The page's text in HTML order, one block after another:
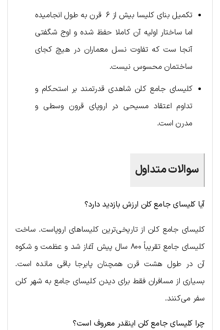
تکمیل بنای کلیسا بیش از ۶ قرن به طول انجامیده
اما ساختار اولیه آن کاملا حفظ شده و اوج شگفتی
آنجا ست که تفاوت نسل معماران در هیچ کجای
ساختمان محسوس نیست.
کلیسای جامع کلن شاهدی قدرتمند بر استحکام و
تداوم اعتقاد مسیحی در اروپای قرون وسطی و
مدرن است.
سوالات متداول
آیا کلیسای جامع کلن ارزش بازدید دارد؟
کلیسای جامع کلن از تاریخی‌ترین کلیساهای اروپاست. ساخت
کلیسای جامع تقریباً ۸۰۰ سال پیش آغاز شد و عظمت و شکوه
آن در طول هشت قرن همچنان پابرجا باقی مانده است.
بسیاری از مسافران فقط برای دیدن کلیسای جامع به شهر کلن
سفر می‌کنند.
چرا کلیسای جامع کلن اینقدر معروف است؟